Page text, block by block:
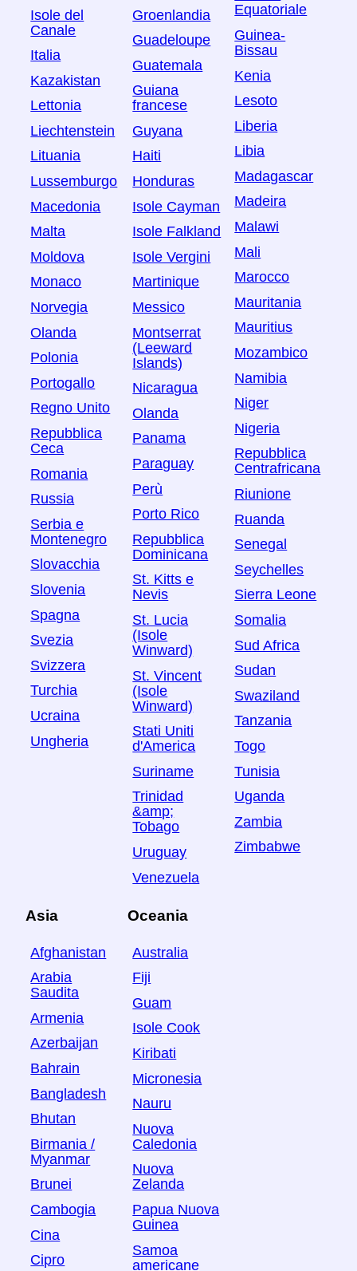
Isole del
Canale
Italia
Kazakistan
Lettonia
Liechtenstein
Lituania
Lussemburgo
Macedonia
Malta
Moldova
Monaco
Norvegia
Olanda
Polonia
Portogallo
Regno Unito
Repubblica
Ceca
Romania
Russia
Serbia e
Montenegro
Slovacchia
Slovenia
Spagna
Svezia
Svizzera
Turchia
Ucraina
Ungheria
Groenlandia
Guadeloupe
Guatemala
Guiana
francese
Guyana
Haiti
Honduras
Isole Cayman
Isole Falkland
Isole Vergini
Martinique
Messico
Montserrat
(Leeward
Islands)
Nicaragua
Olanda
Panama
Paraguay
Perù
Porto Rico
Repubblica
Dominicana
St. Kitts e
Nevis
St. Lucia
(Isole
Winward)
St. Vincent
(Isole
Winward)
Stati Uniti
d'America
Suriname
Trinidad
&amp;
Tobago
Uruguay
Venezuela
Equatoriale
Guinea-
Bissau
Kenia
Lesoto
Liberia
Libia
Madagascar
Madeira
Malawi
Mali
Marocco
Mauritania
Mauritius
Mozambico
Namibia
Niger
Nigeria
Repubblica
Centrafricana
Riunione
Ruanda
Senegal
Seychelles
Sierra Leone
Somalia
Sud Africa
Sudan
Swaziland
Tanzania
Togo
Tunisia
Uganda
Zambia
Zimbabwe
Asia
Afghanistan
Arabia
Saudita
Armenia
Azerbaijan
Bahrain
Bangladesh
Bhutan
Birmania /
Myanmar
Brunei
Cambogia
Cina
Cipro
Oceania
Australia
Fiji
Guam
Isole Cook
Kiribati
Micronesia
Nauru
Nuova
Caledonia
Nuova
Zelanda
Papua Nuova
Guinea
Samoa
americane